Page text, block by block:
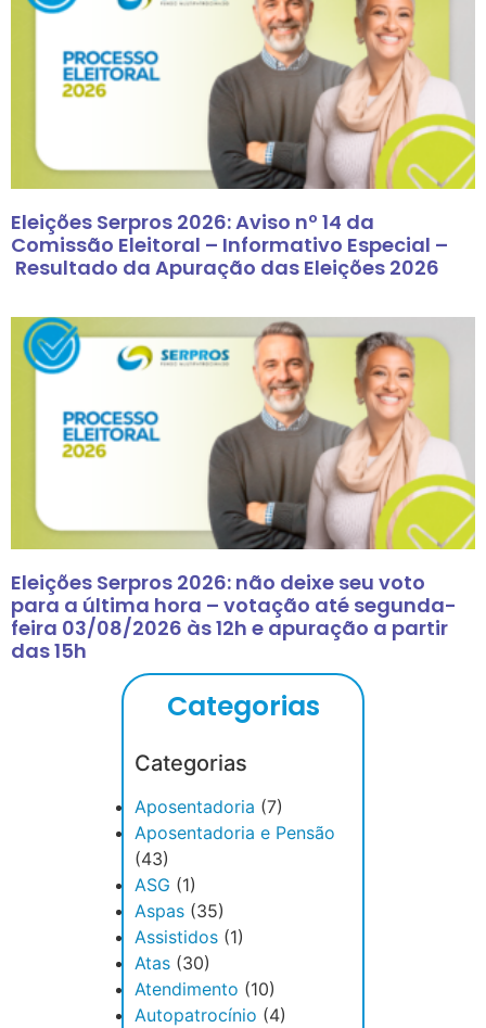
Eleições Serpros 2026: Aviso nº 14 da
Comissão Eleitoral – Informativo Especial –
Resultado da Apuração das Eleições 2026
Eleições Serpros 2026: não deixe seu voto
para a última hora – votação até segunda-
feira 03/08/2026 às 12h e apuração a partir
das 15h
Categorias
Categorias
Aposentadoria (7)
Aposentadoria e Pensão
(43)
ASG (1)
Aspas (35)
Assistidos (1)
Atas (30)
Atendimento (10)
Autopatrocínio (4)